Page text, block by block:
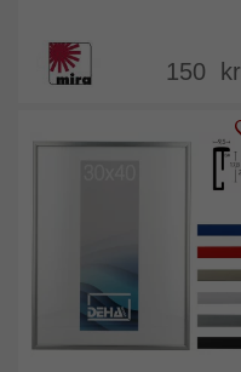
150 kr